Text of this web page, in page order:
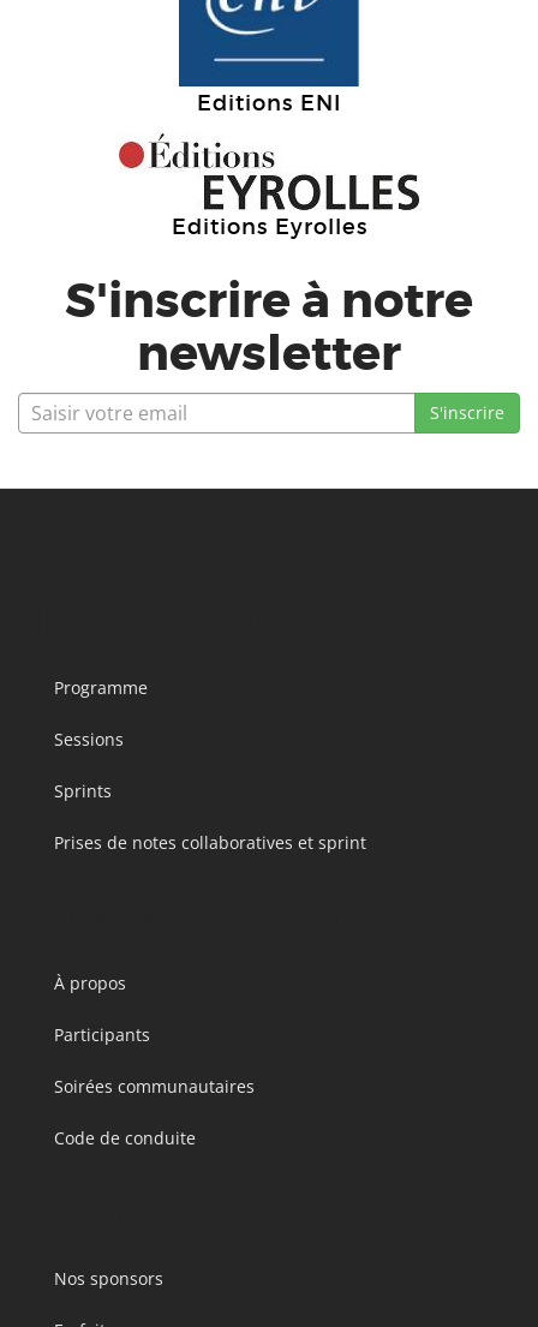
Editions ENI
Editions Eyrolles
S'inscrire à notre
newsletter
Programme
Sessions
Sprints
Prises de notes collaboratives et sprint
À propos
Participants
Soirées communautaires
Code de conduite
Nos sponsors